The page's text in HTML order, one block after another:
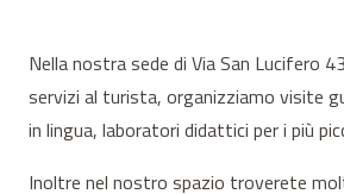
Nella nostra sede di Via San Lucifero
servizi al turista, organizziamo visite
in lingua, laboratori didattici per i più
Inoltre nel nostro spazio troverete